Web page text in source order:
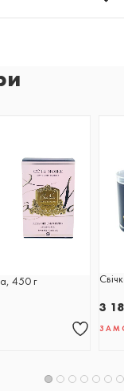
450 г
3